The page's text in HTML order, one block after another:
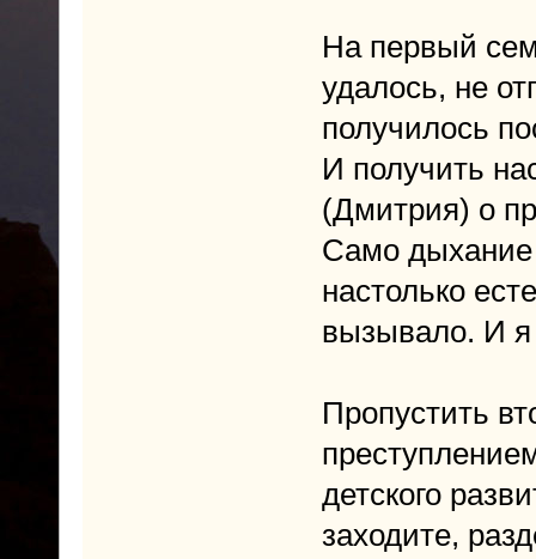
На первый
удалось, не
получилось
И получить
(Дмитрия) о
Само
настолько
вызывало. И я
Пропустить
детского
заходите,